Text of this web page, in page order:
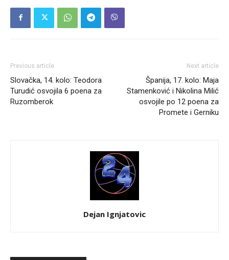
Previous article
Slovačka, 14. kolo: Teodora
Turudić osvojila 6 poena za
Ruzomberok
Next article
Španija, 17. kolo: Maja
Stamenković i Nikolina Milić
osvojile po 12 poena za
Promete i Gerniku
Dejan Ignjatovic